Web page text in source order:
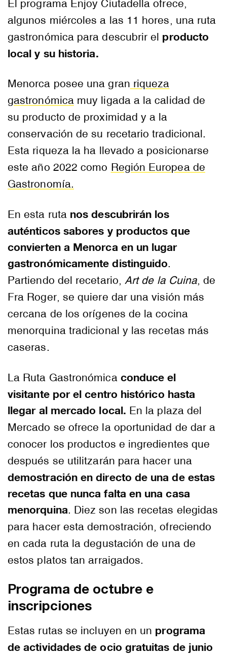
El programa Enjoy Ciutadella ofrece,
algunos miércoles a las 11 hores, una ruta
gastronómica para descubrir el producto
local y su historia.
Menorca posee una gran riqueza
gastronómica muy ligada a la calidad de
su producto de proximidad y a la
conservación de su recetario tradicional.
Esta riqueza la ha llevado a posicionarse
este año 2022 como Región Europea de
Gastronomía.
En esta ruta nos descubrirán los
auténticos sabores y productos que
convierten a Menorca en un lugar
gastronómicamente distinguido.
Partiendo del recetario, Art de la Cuina , de
Fra Roger, se quiere dar una visión más
cercana de los orígenes de la cocina
menorquina tradicional y las recetas más
caseras.
La Ruta Gastronómica conduce el
visitante por el centro histórico hasta
llegar al mercado local. En la plaza del
Mercado se ofrece la oportunidad de dar a
conocer los productos e ingredientes que
después se utilitzarán para hacer una
demostración en directo de una de estas
recetas que nunca falta en una casa
menorquina. Diez son las recetas elegidas
para hacer esta demostración, ofreciendo
en cada ruta la degustación de una de
estos platos tan arraigados.
Programa de octubre e
inscripciones
Estas rutas se incluyen en un programa
de actividades de ocio gratuitas de junio